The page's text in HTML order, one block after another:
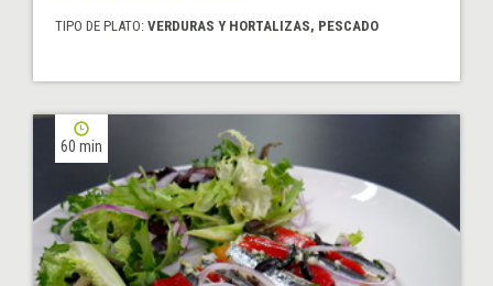
TIPO DE PLATO: VERDURAS Y HORTALIZAS, PESCADO
60 min